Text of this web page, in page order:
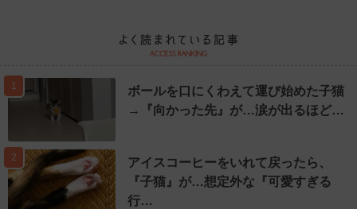
1
ボールを口にくわえて運び始めた子猫
→『向かった先』が…涙が出るほど…
2
アイスコーヒーをいれて戻ったら、
『子猫』が…想定外な『可愛すぎる
行…